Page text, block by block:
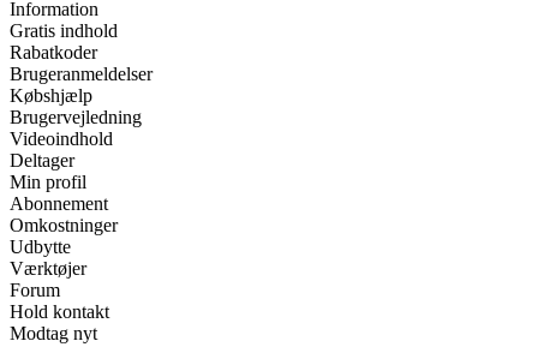
Information
Gratis indhold
Rabatkoder
Brugeranmeldelser
Købshjælp
Brugervejledning
Videoindhold
Deltager
Min profil
Abonnement
Omkostninger
Udbytte
Værktøjer
Forum
Hold kontakt
Modtag nyt